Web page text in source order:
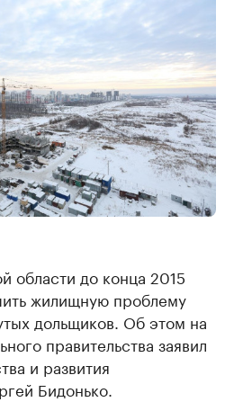
области до конца 2015
жилищную проблему
дольщиков. Об этом на
правительства заявил
и развития
Бидонько.